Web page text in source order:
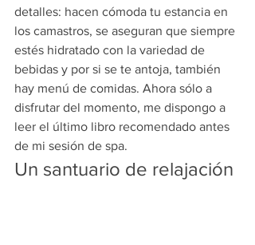
detalles: hacen cómoda tu estancia en
los camastros, se aseguran que siempre
estés hidratado con la variedad de
bebidas y por si se te antoja, también
hay menú de comidas. Ahora sólo a
disfrutar del momento, me dispongo a
leer el último libro recomendado antes
de mi sesión de spa.
Un santuario de relajación